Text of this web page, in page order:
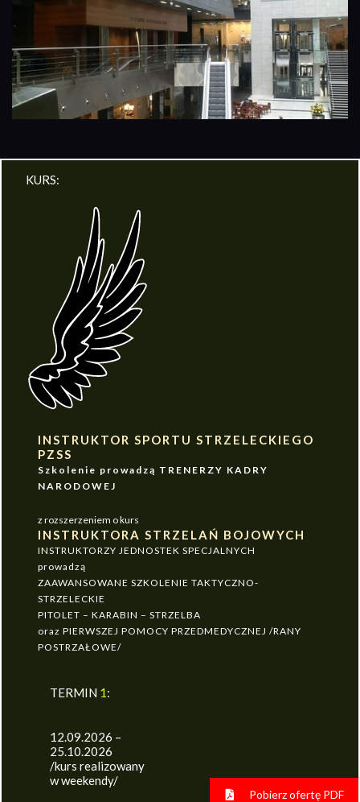
KURS:
INSTRUKTOR SPORTU STRZELECKIEGO
PZSS
Szkolenie prowadzą TRENERZY KADRY
NARODOWEJ
z rozszerzeniem o kurs
INSTRUKTORA STRZELAŃ BOJOWYCH
INSTRUKTORZY JEDNOSTEK SPECJALNYCH
prowadzą
ZAAWANSOWANE SZKOLENIE TAKTYCZNO-
STRZELECKIE
PITOLET – KARABIN – STRZELBA
oraz PIERWSZEJ POMOCY PRZEDMEDYCZNEJ /RANY
POSTRZAŁOWE/
TERMIN 1:
12.09.2026 –
25.10.2026
/kurs realizowany
w weekendy/
Pobierz ofertę PDF